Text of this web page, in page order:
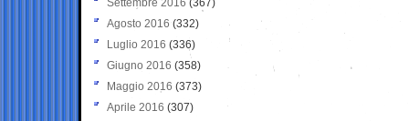
Settembre 2016 (367)
Agosto 2016 (332)
Luglio 2016 (336)
Giugno 2016 (358)
Maggio 2016 (373)
Aprile 2016 (307)